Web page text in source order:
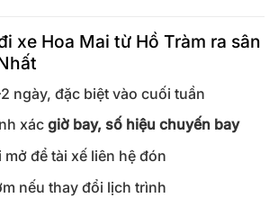
xe Hoa Mai từ Hồ Tràm ra sân
ngày, đặc biệt vào cuối tuần
xác giờ bay, số hiệu chuyến bay
mở để tài xế liên hệ đón
nếu thay đổi lịch trình